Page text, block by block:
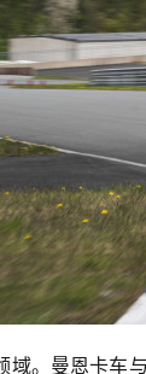
域。曼恩卡车